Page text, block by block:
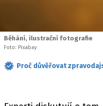
Běhání, ilustrační fotografie
Foto: Pixabay
Proč důvěřovat